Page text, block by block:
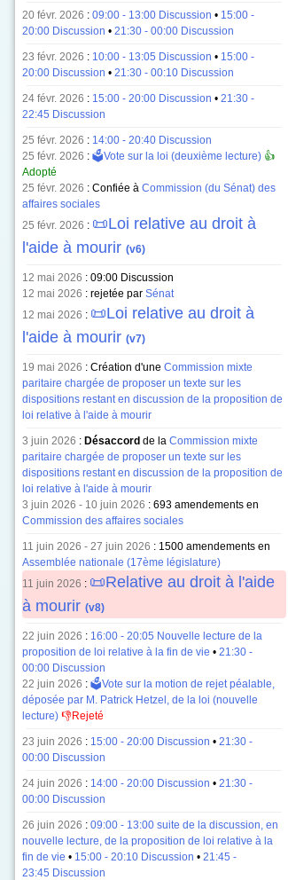
20 févr. 2026 : 09:00 - 13:00 Discussion • 15:00 -
20:00 Discussion • 21:30 - 00:00 Discussion
23 févr. 2026 : 10:00 - 13:05 Discussion • 15:00 -
20:00 Discussion • 21:30 - 00:10 Discussion
24 févr. 2026 : 15:00 - 20:00 Discussion • 21:30 -
22:45 Discussion
25 févr. 2026 : 14:00 - 20:40 Discussion
25 févr. 2026 : 🗳️Vote sur la loi (deuxième lecture) 👍
Adopté
25 févr. 2026 : Confiée à Commission (du Sénat) des
affaires sociales
25 févr. 2026 : 📜Loi relative au droit à
l'aide à mourir (v6)
12 mai 2026 : 09:00 Discussion
12 mai 2026 : rejetée par Sénat
12 mai 2026 : 📜Loi relative au droit à
l'aide à mourir (v7)
19 mai 2026 : Création d'une Commission mixte
paritaire chargée de proposer un texte sur les
dispositions restant en discussion de la proposition de
loi relative à l'aide à mourir
3 juin 2026 : Désaccord de la Commission mixte
paritaire chargée de proposer un texte sur les
dispositions restant en discussion de la proposition de
loi relative à l'aide à mourir
3 juin 2026 - 10 juin 2026 : 693 amendements en
Commission des affaires sociales
11 juin 2026 - 27 juin 2026 : 1500 amendements en
Assemblée nationale (17ème législature)
11 juin 2026 : 📜Relative au droit à l'aide
à mourir (v8)
22 juin 2026 : 16:00 - 20:05 Nouvelle lecture de la
proposition de loi relative à la fin de vie • 21:30 -
00:00 Discussion
22 juin 2026 : 🗳️Vote sur la motion de rejet péalable,
déposée par M. Patrick Hetzel, de la loi (nouvelle
lecture) 👎Rejeté
23 juin 2026 : 15:00 - 20:00 Discussion • 21:30 -
00:00 Discussion
24 juin 2026 : 14:00 - 20:00 Discussion • 21:30 -
00:00 Discussion
26 juin 2026 : 09:00 - 13:00 suite de la discussion, en
nouvelle lecture, de la proposition de loi relative à la
fin de vie • 15:00 - 20:10 Discussion • 21:45 -
23:45 Discussion